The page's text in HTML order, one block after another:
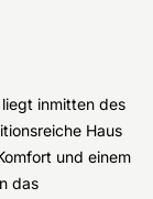
inmitten des
Haus
und einem
das